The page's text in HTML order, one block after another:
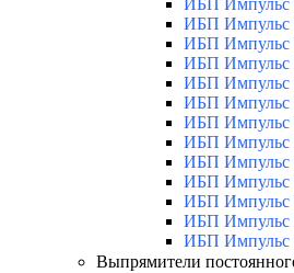
ИБП Импульс
ИБП Импульс
ИБП Импульс
ИБП Импульс
ИБП Импульс
ИБП Импульс
ИБП Импульс
ИБП Импульс
ИБП Импульс
ИБП Импульс
ИБП Импульс
ИБП Импульс
ИБП Импульс
Выпрямители